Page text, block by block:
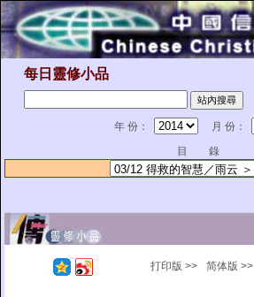
每日靈修小品
年 份：
月 份：
目 錄
打印版 >>
简体版 >>